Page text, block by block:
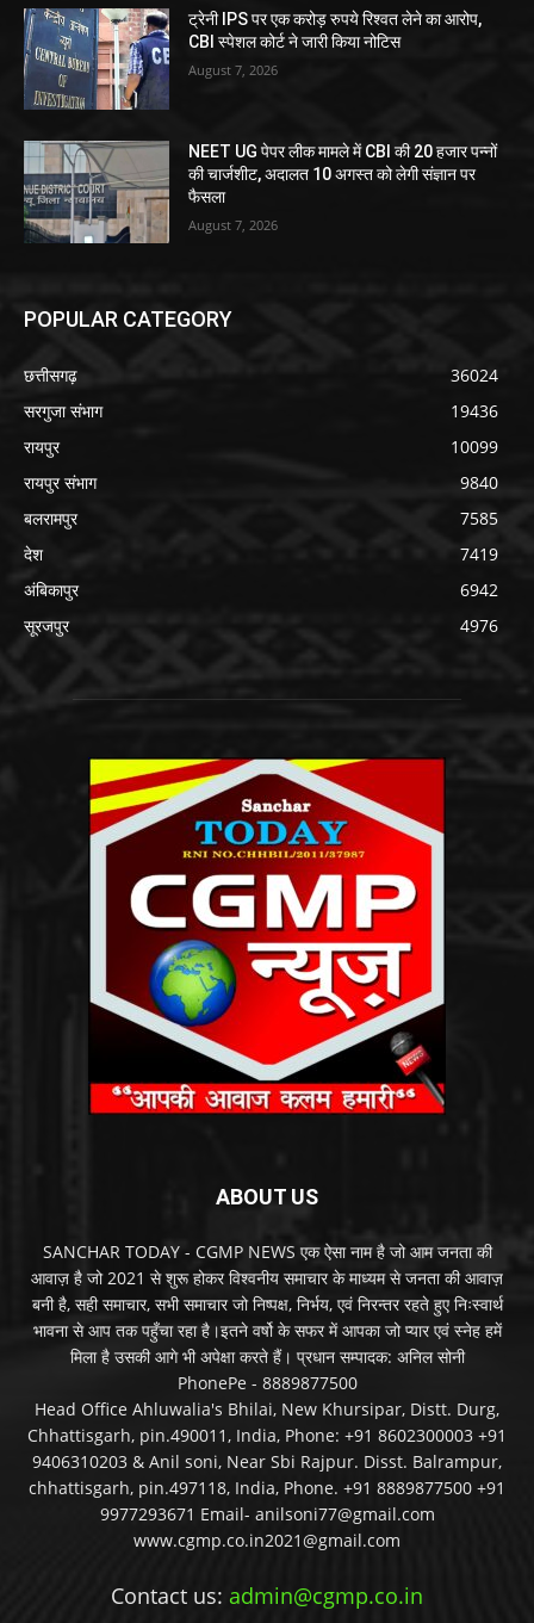
ट्रेनी IPS पर एक करोड़ रुपये रिश्वत लेने का आरोप,
CBI स्पेशल कोर्ट ने जारी किया नोटिस
August 7, 2026
NEET UG पेपर लीक मामले में CBI की 20 हजार पन्नों
की चार्जशीट, अदालत 10 अगस्त को लेगी संज्ञान पर
फैसला
August 7, 2026
POPULAR CATEGORY
छत्तीसगढ़
36024
सरगुजा संभाग
19436
रायपुर
10099
रायपुर संभाग
9840
बलरामपुर
7585
देश
7419
अंबिकापुर
6942
सूरजपुर
4976
ABOUT US
SANCHAR TODAY - CGMP NEWS एक ऐसा नाम है जो आम जनता की
आवाज़ है जो 2021 से शुरू होकर विश्वनीय समाचार के माध्यम से जनता की आवाज़
बनी है, सही समाचार, सभी समाचार जो निष्पक्ष, निर्भय, एवं निरन्तर रहते हुए निःस्वार्थ
भावना से आप तक पहुँचा रहा है।इतने वर्षो के सफर में आपका जो प्यार एवं स्नेह हमें
मिला है उसकी आगे भी अपेक्षा करते हैं। प्रधान सम्पादक: अनिल सोनी
PhonePe - 8889877500
Head Office Ahluwalia's Bhilai, New Khursipar, Distt. Durg,
Chhattisgarh, pin.490011, India, Phone: +91 8602300003 +91
9406310203 & Anil soni, Near Sbi Rajpur. Disst. Balrampur,
chhattisgarh, pin.497118, India, Phone. +91 8889877500 +91
9977293671 Email- anilsoni77@gmail.com
www.cgmp.co.in2021@gmail.com
Contact us: admin@cgmp.co.in